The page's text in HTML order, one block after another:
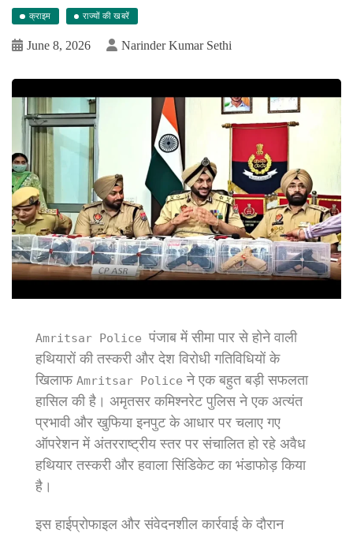
क्राइम राज्यों की खबरें
June 8, 2026 Narinder Kumar Sethi
Amritsar Policeपंजाब में सीमा पार से होने वाली
हथियारों की तस्करी और देश विरोधी गतिविधियों के
खिलाफ Amritsar Police ने एक बहुत बड़ी सफलता
हासिल की है। अमृतसर कमिश्नरेट पुलिस ने एक अत्यंत
प्रभावी और खुफिया इनपुट के आधार पर चलाए गए
ऑपरेशन में अंतरराष्ट्रीय स्तर पर संचालित हो रहे अवैध
हथियार तस्करी और हवाला सिंडिकेट का भंडाफोड़ किया
है।
इस हाईप्रोफाइल और संवेदनशील कार्रवाई के दौरान